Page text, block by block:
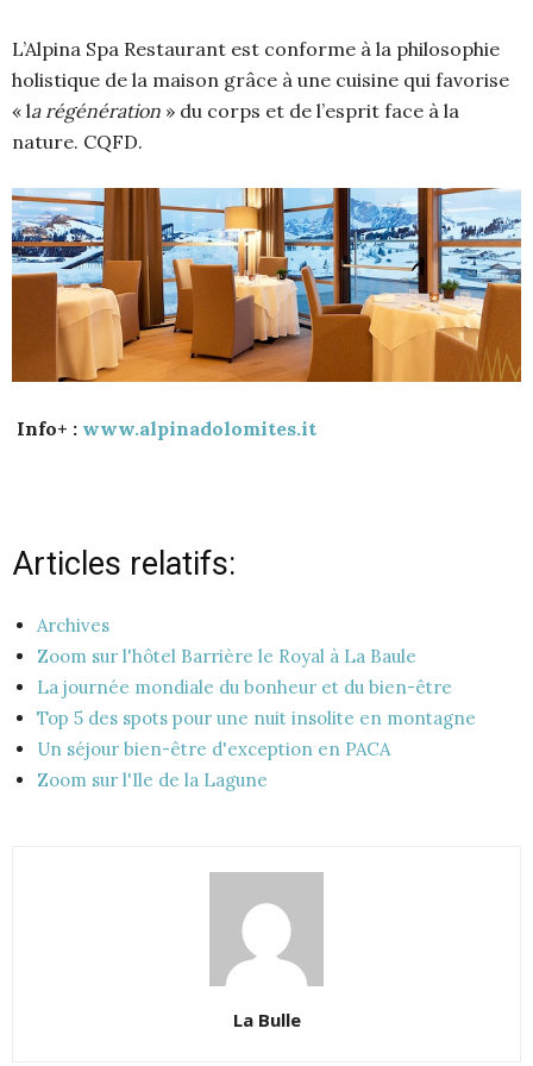
L’Alpina Spa Restaurant est conforme à la philosophie
holistique de la maison grâce à une cuisine qui favorise
« la régénération » du corps et de l’esprit face à la
nature. CQFD.
Info+ : www.alpinadolomites.it
Articles relatifs:
Archives
Zoom sur l'hôtel Barrière le Royal à La Baule
La journée mondiale du bonheur et du bien-être
Top 5 des spots pour une nuit insolite en montagne
Un séjour bien-être d'exception en PACA
Zoom sur l'Ile de la Lagune
La Bulle